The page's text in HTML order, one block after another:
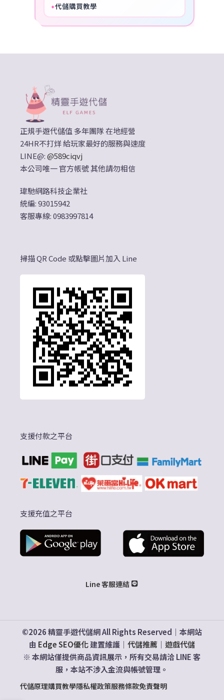
✦代儲購買教學
正規手遊代儲值 多年團隊 在地經營
24HR不打烊 給玩家最好的服務與速度
LINE@:@589ciqvj
本公司唯一 官方帳號 其他請勿相信
瑋馳網路科技企業社
統編: 93015942
客服專線: 0983997814
掃描 QR Code 或點擊圖片加入 Line
支援付款之平台
支援充值之平台
Line 客服連結
©2026 精靈手遊代儲網 All Rights Reserved｜本網站
由 Edge SEO優化建置維護｜ 代儲推薦｜ 遊戲代儲
※ 本網站僅提供商品資訊展示，所有交易請洽 LINE 客
服，本站不涉入金流與帳號管理。
代儲原理購買教學隱私權政策服務條款免責聲明